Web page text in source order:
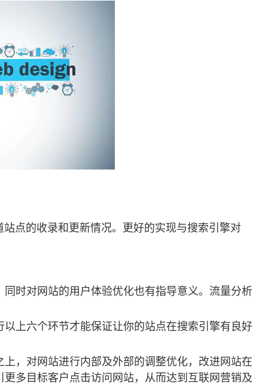
点的收录和更新情况。更好的实现与搜索引擎对
时对网站的用户体验优化也有指导意义。流量分析
上六个环节才能保证让你的站点在搜索引擎有良好
，对网站进行内部及外部的调整优化，改进网站在
更多目标客户点击访问网站，从而达到互联网营销及